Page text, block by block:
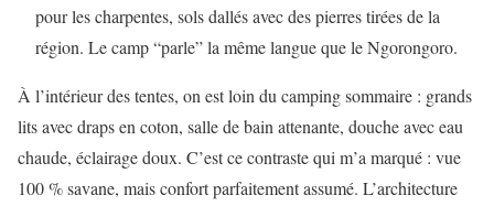
pour les charpentes, sols dallés avec des pierres tirées de la
région. Le camp “parle” la même langue que le Ngorongoro.
À l’intérieur des tentes, on est loin du camping sommaire : grands
lits avec draps en coton, salle de bain attenante, douche avec eau
chaude, éclairage doux. C’est ce contraste qui m’a marqué : vue
100 % savane, mais confort parfaitement assumé. L’architecture